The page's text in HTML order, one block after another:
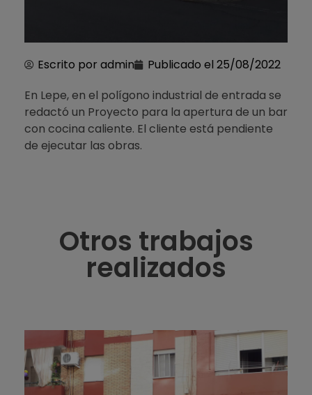
Escrito por admin Publicado el 25/08/2022
En Lepe, en el polígono industrial de entrada se
redactó un Proyecto para la apertura de un bar
con cocina caliente. El cliente está pendiente
de ejecutar las obras.
Otros trabajos
realizados